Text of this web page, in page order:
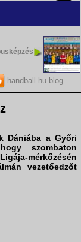
handball.hu blog
Dániába a Győri
szombaton
mérkőzésén
vezetőedzőt